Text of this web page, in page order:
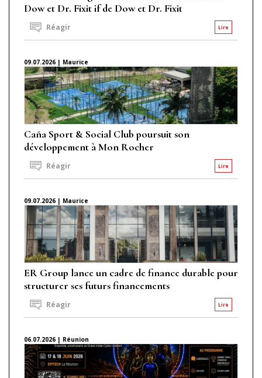
Dow et Dr. Fixit if de Dow et Dr. Fixit
Lire
Réagir
09.07.2026 | Maurice
Caña Sport & Social Club poursuit son
développement à Mon Rocher
Lire
Réagir
09.07.2026 | Maurice
ER Group lance un cadre de finance durable pour
structurer ses futurs financements
Lire
Réagir
06.07.2026 | Réunion